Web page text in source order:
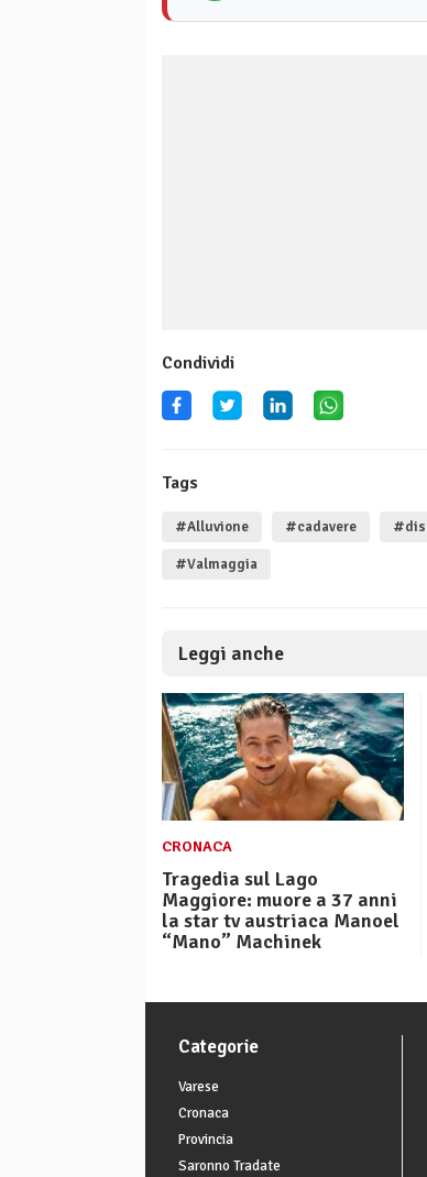
Condividi
Tags
#Alluvione #cadavere
#Valmaggia
Leggi anche
CRONACA
Tragedia sul Lago
Maggiore: muore a 37 anni
la star tv austriaca Manoel
“Mano” Machinek
Categorie
Varese
Cronaca
Provincia
Saronno Tradate